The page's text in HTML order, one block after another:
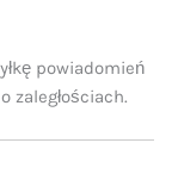
powiadomień
zaległościach.